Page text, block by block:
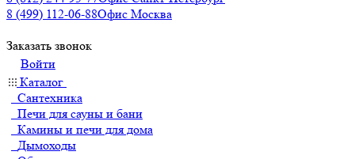
8 (499) 112-06-88Офис Москва
Заказать звонок
Войти
Каталог
Сантехника
Печи для сауны и бани
Камины и печи для дома
Дымоходы